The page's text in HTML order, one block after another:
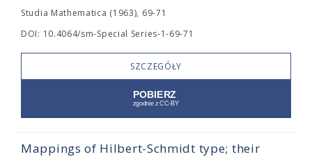
Studia Mathematica (1963), 69-71
DOI: 10.4064/sm-Special Series-1-69-71
SZCZEGÓŁY
Mappings of Hilbert-Schmidt type; their